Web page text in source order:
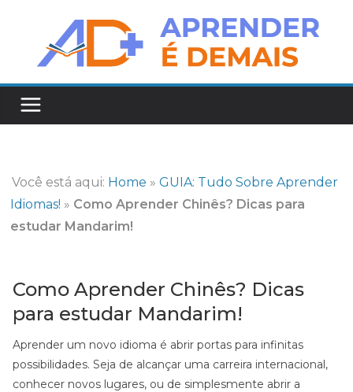
Você está aqui: Home »GUIA: Tudo Sobre Aprender
Idiomas! » Como Aprender Chinês? Dicas para
estudar Mandarim!
Como Aprender Chinês? Dicas
para estudar Mandarim!
Aprender um novo idioma é abrir portas para infinitas
possibilidades. Seja de alcançar uma carreira internacional,
conhecer novos lugares, ou de simplesmente abrir a